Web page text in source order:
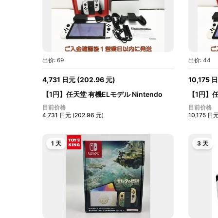
出价: 69
4,731 日元 (202.96 元)
【1円】任天堂 有機ELモデル Nintendo
Swit...
目前价格
4,731 日元 (202.96 元)
出价: 44
10,175
【1円
Swit...
目前价格
10,175 日
1 天 3 天